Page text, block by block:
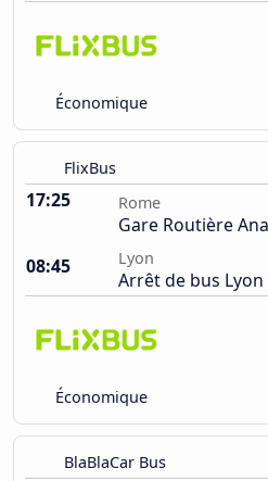
Économique
FlixBus
17:25 Rome
Gare Routière
08:45
Lyon
Arrêt de bus
Économique
BlaBlaCar Bus